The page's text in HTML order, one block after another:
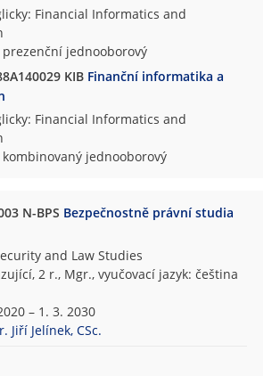
Financial Informatics and
jednooborový
KIB Finanční informatika a
Financial Informatics and
jednooborový
N-BPS Bezpečnostně právní studia
and Law Studies
2 r., Mgr., vyučovací jazyk: čeština
– 1. 3. 2030
Jiří Jelínek, CSc.